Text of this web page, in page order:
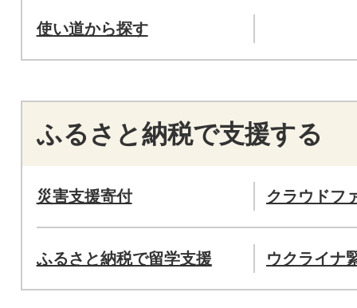
使い道から探す
ふるさと納税で支援する
災害支援寄付 クラウドフ
ふるさと納税で留学支援 ウクライナ